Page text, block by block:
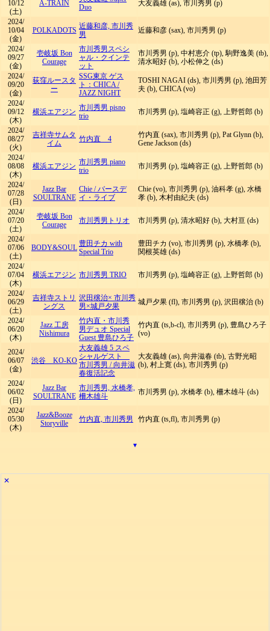
10/12
(土)
A-TRAIN
Duo
大友義雄 (as), 市川秀男 (p)
2024/
10/04
(金)
POLKADOTS 近藤和彦, 市川秀
男
近藤和彦 (sax), 市川秀男 (p)
2024/
09/27
(金)
壱岐坂 Bon
Courage
市川秀男スペシ
ャル・クインテ
ット
市川秀男 (p), 中村恵介 (tp), 駒野逸美 (tb),
清水昭好 (b), 小松伸之 (ds)
2024/
09/20
(金)
荻窪ルースタ
ー
SSG東京 ゲス
ト：CHICA/
JAZZ NIGHT
TOSHI NAGAI (ds), 市川秀男 (p), 池田芳
夫 (b), CHICA (vo)
2024/
09/12
(木)
横浜エアジン 市川秀男 pisno
trio
市川秀男 (p), 塩崎容正 (g), 上野哲郎 (b)
2024/
08/27
(火)
吉祥寺サムタ
イム
竹内直 4
竹内直 (sax), 市川秀男 (p), Pat Glynn (b),
Gene Jackson (ds)
2024/
08/08
(木)
横浜エアジン 市川秀男 piano
trio
市川秀男 (p), 塩崎容正 (g), 上野哲郎 (b)
2024/
07/28
(日)
Jazz Bar
SOULTRANE
Chie /バースデ
イ・ライブ
Chie (vo), 市川秀男 (p), 油科孝 (g), 水橋
孝 (b), 木村由紀夫 (ds)
2024/
07/20
(土)
壱岐坂 Bon
Courage
市川秀男トリオ 市川秀男 (p), 清水昭好 (b), 大村亘 (ds)
2024/
07/06
(土)
BODY&SOUL 豊田チカ with
Special Trio
豊田チカ (vo), 市川秀男 (p), 水橋孝 (b),
関根英雄 (ds)
2024/
07/04
(木)
横浜エアジン 市川秀男 TRIO 市川秀男 (p), 塩崎容正 (g), 上野哲郎 (b)
2024/
06/29
(土)
吉祥寺ストリ
ングス
沢田穣治× 市川秀
男×城戸夕果
城戸夕果 (fl), 市川秀男 (p), 沢田穣治 (b)
2024/
06/20
(木)
Jazz 工房
Nishimura
竹内直・市川秀
男デュオ Special
Guest 豊島ひろ子
竹内直 (ts,b-cl), 市川秀男 (p), 豊島ひろ子
(vo)
2024/
06/07
(金)
渋谷 KO-KO
大友義雄 5 スペ
シャルゲスト
市川秀男 /向井滋
春復活記念
大友義雄 (as), 向井滋春 (tb), 古野光昭
(b), 村上寛 (ds), 市川秀男 (p)
2024/
06/02
(日)
Jazz Bar
SOULTRANE
市川秀男, 水橋孝,
柵木雄斗
市川秀男 (p), 水橋孝 (b), 柵木雄斗 (ds)
2024/
05/30
(木)
Jazz&Booze
Storyville
竹内直, 市川秀男 竹内直 (ts,fl), 市川秀男 (p)
▾
✕